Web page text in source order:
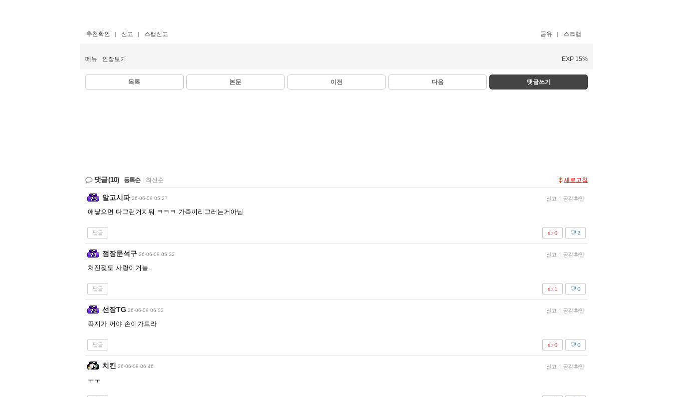
추천확인 신고 스팸신고 공유 스크랩
메뉴 인장보기 EXP 15%
목록 본문 이전 다음 댓글쓰기
댓글(10) 등록순 최신순 새로고침
알고시파 26-06-09 05:27 신고 | 공감 확인
애낳으면 다그런거지뭐 ㅋㅋㅋ 가족끼리그러는거아님
답글 2
0
점장문석구 26-06-09 05:32 신고 | 공감 확인
처진젖도 사랑이거늘..
답글 0
1
선장TG 26-06-09 06:03 신고 | 공감 확인
꼭지가 꺼야 손이가드라
답글 0
0
치킨 26-06-09 06:46 신고 | 공감 확인
ㅜㅜ